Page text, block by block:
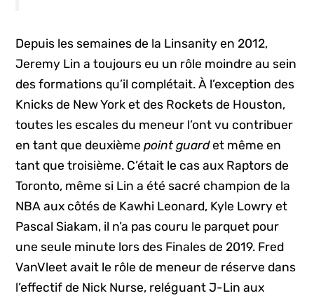
Depuis les semaines de la Linsanity en 2012,
Jeremy Lin a toujours eu un rôle moindre au sein
des formations qu’il complétait. À l’exception des
Knicks de New York et des Rockets de Houston,
toutes les escales du meneur l’ont vu contribuer
en tant que deuxièmepoint guardet même en
tant que troisième. C’était le cas aux Raptors de
Toronto, même si Lin a été sacré champion de la
NBA aux côtés de Kawhi Leonard, Kyle Lowry et
Pascal Siakam, il n’a pas couru le parquet pour
une seule minute lors des Finales de 2019. Fred
VanVleet avait le rôle de meneur de réserve dans
l’effectif de Nick Nurse, reléguant J-Lin aux